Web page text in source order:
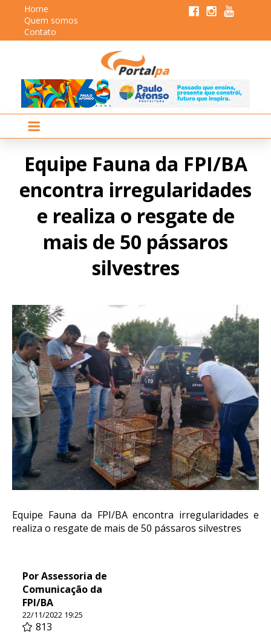
Home
Quem somos
Contato
Equipe Fauna da FPI/BA
encontra irregularidades
e realiza o resgate de
mais de 50 pássaros
silvestres
Equipe Fauna da FPI/BA encontra irregularidades e
realiza o resgate de mais de 50 pássaros silvestres
Por Assessoria de
Comunicação da
FPI/BA
22/11/2022 19:25
813